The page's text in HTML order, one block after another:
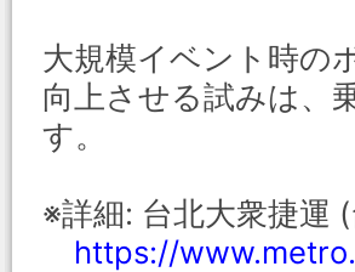
大規模イベント時の
向上させる試みは、
す。
※詳細: 台北大衆捷運
https://